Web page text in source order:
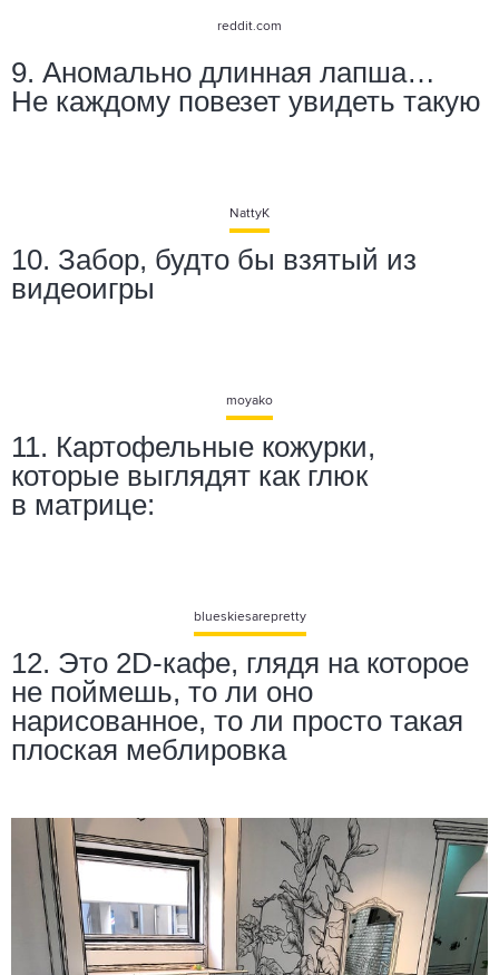
reddit.com
9. Аномально длинная лапша…
Не каждому повезет увидеть такую
NattyK
10. Забор, будто бы взятый из
видеоигры
moyako
11. Картофельные кожурки,
которые выглядят как глюк
в матрице:
blueskiesarepretty
12. Это 2D-кафе, глядя на которое
не поймешь, то ли оно
нарисованное, то ли просто такая
плоская меблировка